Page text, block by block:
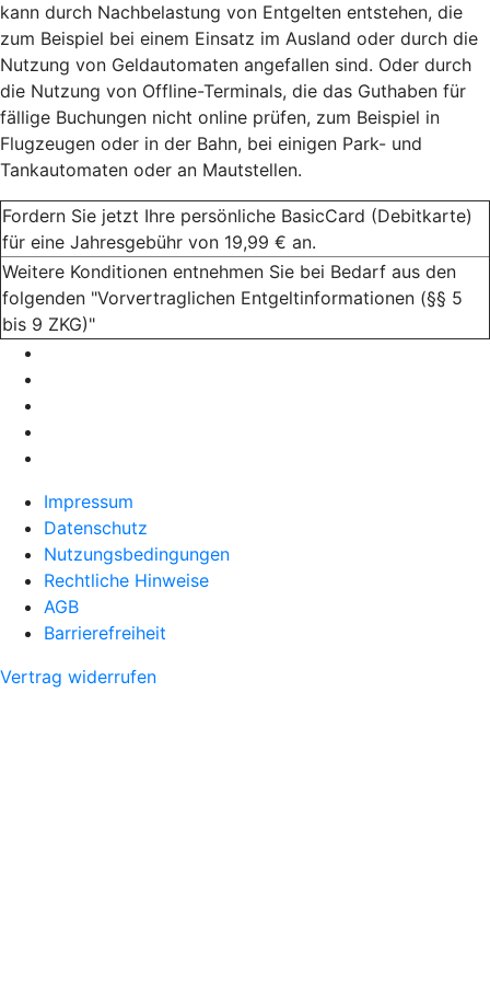
kann durch Nachbelastung von Entgelten entstehen, die
zum Beispiel bei einem Einsatz im Ausland oder durch die
Nutzung von Geldautomaten angefallen sind. Oder durch
die Nutzung von Offline-Terminals, die das Guthaben für
fällige Buchungen nicht online prüfen, zum Beispiel in
Flugzeugen oder in der Bahn, bei einigen Park- und
Tankautomaten oder an Mautstellen.
Fordern Sie jetzt Ihre persönliche BasicCard (Debitkarte)
für eine Jahresgebühr von 19,99 € an.
Weitere Konditionen entnehmen Sie bei Bedarf aus den
folgenden "Vorvertraglichen Entgeltinformationen (§§ 5
bis 9 ZKG)"
Impressum
Datenschutz
Nutzungsbedingungen
Rechtliche Hinweise
AGB
Barrierefreiheit
Vertrag widerrufen